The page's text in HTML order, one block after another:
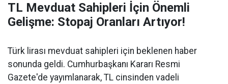
TL Mevduat Sahipleri İçin Önemli
Gelişme: Stopaj Oranları Artıyor!
Türk lirası mevduat sahipleri için beklenen haber
sonunda geldi. Cumhurbaşkanı Kararı Resmi
Gazete'de yayımlanarak, TL cinsinden vadeli